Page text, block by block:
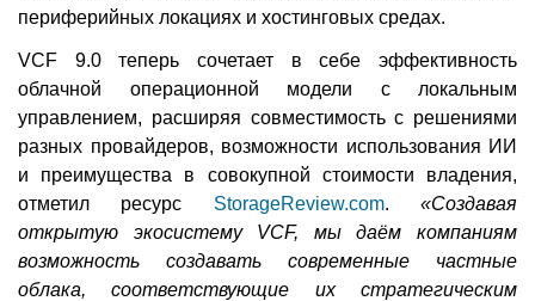
периферийных локациях и хостинговых средах.
VCF 9.0 теперь сочетает в себе эффективность
облачной операционной модели с локальным
управлением, расширяя совместимость с решениями
разных провайдеров, возможности использования ИИ
и преимущества в совокупной стоимости владения,
отметил ресурс StorageReview.com.«Создавая
открытую экосистему VCF, мы даём компаниям
возможность создавать современные частные
облака, соответствующие их стратегическим